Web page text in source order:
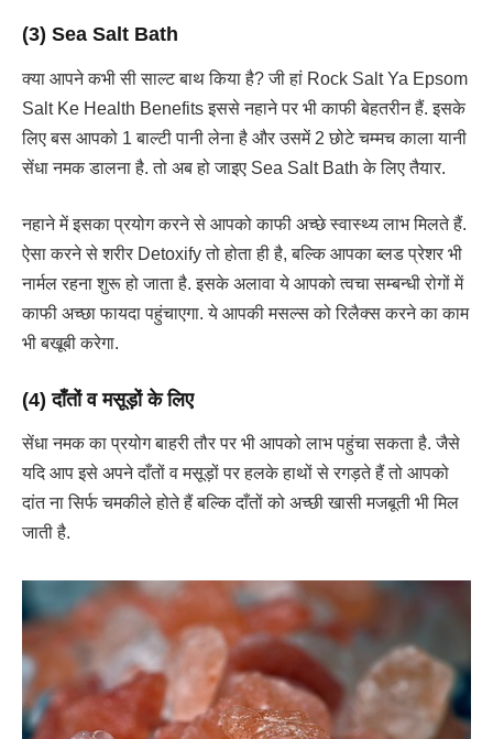
(3) Sea Salt Bath
क्या आपने कभी सी साल्ट बाथ किया है? जी हां Rock Salt Ya Epsom
Salt Ke Health Benefits इससे नहाने पर भी काफी बेहतरीन हैं. इसके
लिए बस आपको 1 बाल्टी पानी लेना है और उसमें 2 छोटे चम्मच काला यानी
सेंधा नमक डालना है. तो अब हो जाइए Sea Salt Bath के लिए तैयार.
नहाने में इसका प्रयोग करने से आपको काफी अच्छे स्वास्थ्य लाभ मिलते हैं.
ऐसा करने से शरीर Detoxify तो होता ही है, बल्कि आपका ब्लड प्रेशर भी
नार्मल रहना शुरू हो जाता है. इसके अलावा ये आपको त्वचा सम्बन्धी रोगों में
काफी अच्छा फायदा पहुंचाएगा. ये आपकी मसल्स को रिलैक्स करने का काम
भी बखूबी करेगा.
(4) दाँतों व मसूड़ों के लिए
सेंधा नमक का प्रयोग बाहरी तौर पर भी आपको लाभ पहुंचा सकता है. जैसे
यदि आप इसे अपने दाँतों व मसूड़ों पर हलके हाथों से रगड़ते हैं तो आपको
दांत ना सिर्फ चमकीले होते हैं बल्कि दाँतों को अच्छी खासी मजबूती भी मिल
जाती है.